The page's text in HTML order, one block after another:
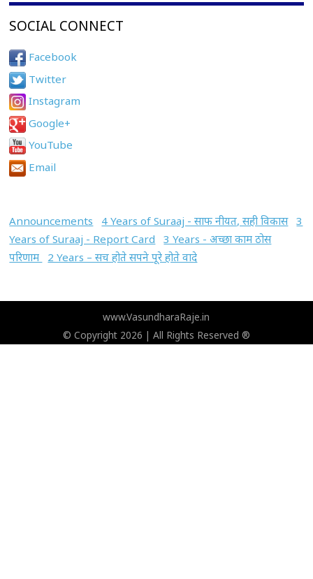
SOCIAL CONNECT
Facebook
Twitter
Instagram
Google+
YouTube
Email
Announcements 4 Years of Suraaj - साफ नीयत, सही विकास 3
Years of Suraaj - Report Card
3 Years - अच्छा काम ठोस
परिणाम
2 Years – सच होते सपने पूरे होते वादे
www.VasundharaRaje.in
© Copyright 2026 | All Rights Reserved ®